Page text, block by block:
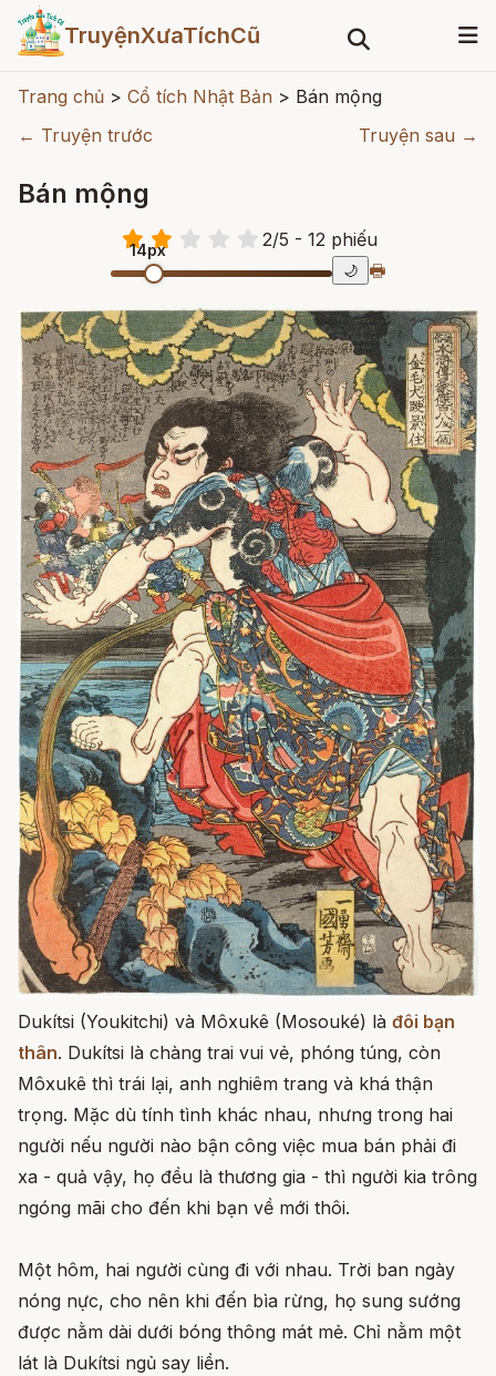
TruyệnXưaTíchCũ
Trang chủ > Cổ tích Nhật Bản > Bán mộng
← Truyện trước
Truyện sau →
Bán mộng
2/5 - 12 phiếu
14px
🌙 🖶
Dukítsi (Youkitchi) và Môxukê (Mosouké) là đôi bạn
thân. Dukítsi là chàng trai vui vẻ, phóng túng, còn
Môxukê thì trái lại, anh nghiêm trang và khá thận
trọng. Mặc dù tính tình khác nhau, nhưng trong hai
người nếu người nào bận công việc mua bán phải đi
xa - quả vậy, họ đều là thương gia - thì người kia trông
ngóng mãi cho đến khi bạn về mới thôi.
Một hôm, hai người cùng đi với nhau. Trời ban ngày
nóng nực, cho nên khi đến bìa rừng, họ sung sướng
được nằm dài dưới bóng thông mát mẻ. Chỉ nằm một
lát là Dukítsi ngủ say liền.